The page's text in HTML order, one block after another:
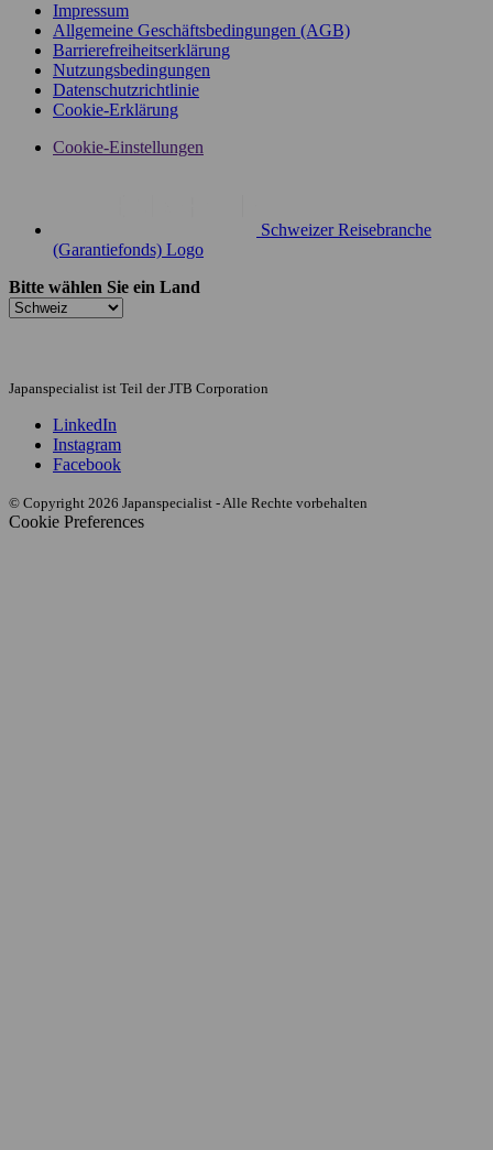
Impressum
Allgemeine Geschäftsbedingungen (AGB)
Barrierefreiheitserklärung
Nutzungsbedingungen
Datenschutzrichtlinie
Cookie-Erklärung
Cookie-Einstellungen
Schweizer Reisebranche
(Garantiefonds) Logo
Bitte wählen Sie ein Land
Japanspecialist ist Teil der JTB Corporation
LinkedIn
Instagram
Facebook
© Copyright 2026 Japanspecialist - Alle Rechte vorbehalten
Cookie Preferences